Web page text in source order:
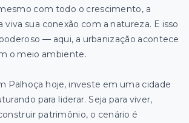
com todo o crescimento, a
sua conexão com a natureza. E isso
— aqui, a urbanização acontece
o meio ambiente.
Palhoça hoje, investe em uma cidade
para liderar. Seja para viver,
patrimônio, o cenário é